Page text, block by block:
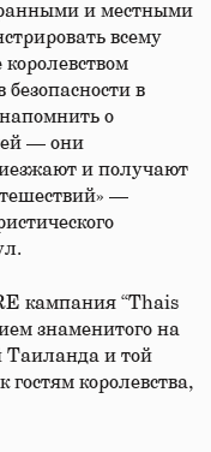
и местными
всему
в
о
— они
и получают
—
кампания “Thais
знаменитого на
Таиланда и той
королевства,